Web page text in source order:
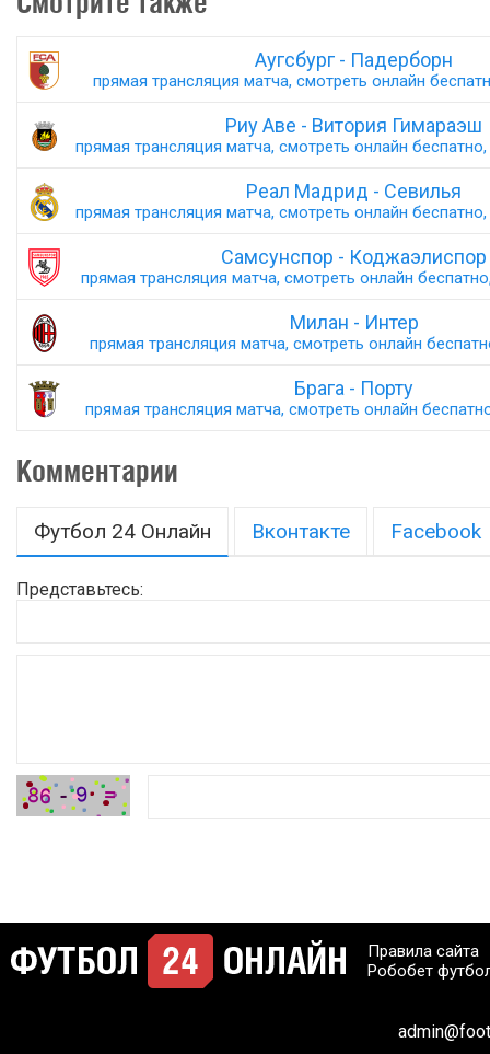
Аугсбург - Падерборн
прямая трансляция матча, смотреть онлайн
Риу Аве - Витория Гимараэш
прямая трансляция матча, смотреть онлайн
Реал Мадрид - Севилья
прямая трансляция матча, смотреть онлайн
Самсунспор - Коджаэлиспор
прямая трансляция матча, смотреть онлайн
Милан - Интер
прямая трансляция матча, смотреть онлайн
Брага - Порту
прямая трансляция матча, смотреть онлайн
Комментарии
Футбол 24 Онлайн Вконтакте Facebook
Представьтесь:
Правила сайта
Робобет